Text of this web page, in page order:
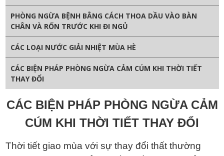
PHÒNG NGỪA BỆNH BẰNG CÁCH THOA DẦU VÀO BÀN
CHÂN VÀ RỐN TRƯỚC KHI ĐI NGỦ
CÁC LOẠI NƯỚC GIẢI NHIỆT MÙA HÈ
CÁC BIỆN PHÁP PHÒNG NGỪA CẢM CÚM KHI THỜI TIẾT
THAY ĐỔI
CÁC BIỆN PHÁP PHÒNG NGỪA CẢM
CÚM KHI THỜI TIẾT THAY ĐỔI
Thời tiết giao mùa với sự thay đổi thất thường